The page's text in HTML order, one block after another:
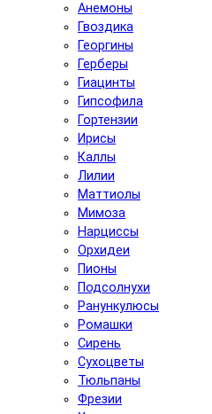
Анемоны
Гвоздика
Георгины
Герберы
Гиацинты
Гипсофила
Гортензии
Ирисы
Каллы
Лилии
Маттиолы
Мимоза
Нарциссы
Орхидеи
Пионы
Подсолнухи
Ранункулюсы
Ромашки
Сирень
Сухоцветы
Тюльпаны
Фрезии